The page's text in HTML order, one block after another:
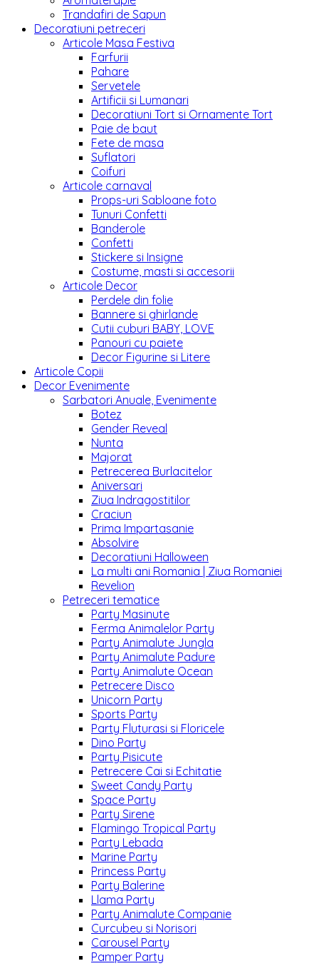
Trandafiri de Sapun
Decoratiuni petreceri
Articole Masa Festiva
Farfurii
Pahare
Servetele
Artificii si Lumanari
Decoratiuni Tort si Ornamente Tort
Paie de baut
Fete de masa
Suflatori
Coifuri
Articole carnaval
Props-uri Sabloane foto
Tunuri Confetti
Banderole
Confetti
Stickere si Insigne
Costume, masti si accesorii
Articole Decor
Perdele din folie
Bannere si ghirlande
Cutii cuburi BABY, LOVE
Panouri cu paiete
Decor Figurine si Litere
Articole Copii
Decor Evenimente
Sarbatori Anuale, Evenimente
Botez
Gender Reveal
Nunta
Majorat
Petrecerea Burlacitelor
Aniversari
Ziua Indragostitilor
Craciun
Prima Impartasanie
Absolvire
Decoratiuni Halloween
La multi ani Romania | Ziua Romaniei
Revelion
Petreceri tematice
Party Masinute
Ferma Animalelor Party
Party Animalute Jungla
Party Animalute Padure
Party Animalute Ocean
Petrecere Disco
Unicorn Party
Sports Party
Party Fluturasi si Floricele
Dino Party
Party Pisicute
Petrecere Cai si Echitatie
Sweet Candy Party
Space Party
Party Sirene
Flamingo Tropical Party
Party Lebada
Marine Party
Princess Party
Party Balerine
Llama Party
Party Animalute Companie
Curcubeu si Norisori
Carousel Party
Pamper Party